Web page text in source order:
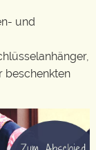
und
beschenkten